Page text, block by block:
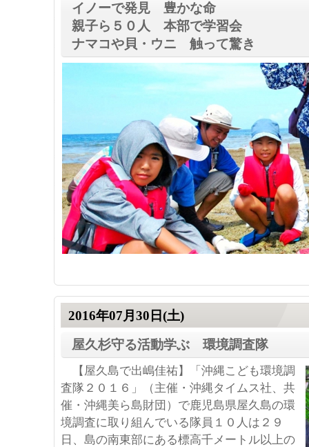
イノーで発見 豊かな命
親子ら５０人 本部で学習会
ナマコや貝・ウニ 触って驚き
2016年07月30日(土)
屋久杉守る活動学ぶ 環境調査隊
【屋久島で出嶋佳祐】「沖縄こども環境調
査隊２０１６」（主催・沖縄タイムス社、共
催・沖縄美ら島財団）で鹿児島県屋久島の環
境調査に取り組んでいる隊員１０人は２９
日、島の南東部にある標高千メートル以上の